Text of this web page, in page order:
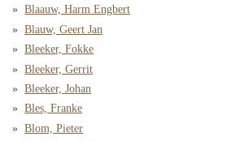
Blaauw, Harm Engbert
Blauw, Geert Jan
Bleeker, Fokke
Bleeker, Gerrit
Bleeker, Johan
Bles, Franke
Blom, Pieter